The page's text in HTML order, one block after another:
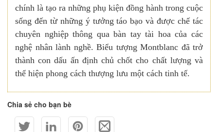
chính là tạo ra những phụ kiện đồng hành trong cuộc
sống đến từ những ý tưởng táo bạo và được chế tác
chuyên nghiệp thông qua bàn tay tài hoa của các
nghệ nhân lành nghề. Biểu tượng Montblanc đã trở
thành con dấu ấn định chủ chốt cho chất lượng và
thể hiện phong cách thượng lưu một cách tinh tế.
Chia sẻ cho bạn bè